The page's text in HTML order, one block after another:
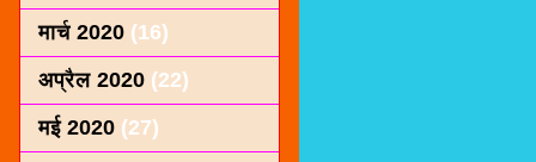
मार्च 2020 (16)
अप्रैल 2020 (22)
मई 2020 (27)